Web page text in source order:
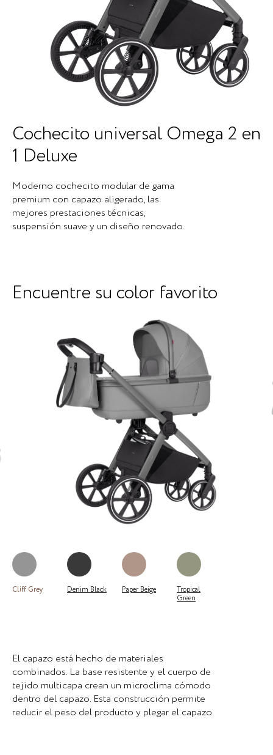
Cochecito universal Omega 2 en
1 Deluxe
Moderno cochecito modular de gama
premium con capazo aligerado, las
mejores prestaciones técnicas,
suspensión suave y un diseño renovado.
Encuentre su color favorito
Cliff Grey Denim Black Paper Beige
Tropical
Green
El capazo está hecho de materiales
combinados. La base resistente y el cuerpo de
tejido multicapa crean un microclima cómodo
dentro del capazo. Esta construcción permite
reducir el peso del producto y plegar el capazo.